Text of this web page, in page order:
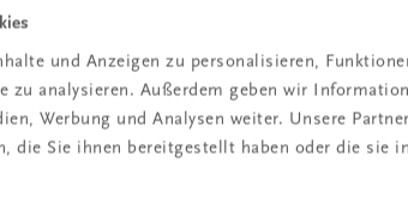
und Anzeigen zu personalisieren,
zu analysieren. Außerdem geben wir
Werbung und Analysen weiter. Unsere
die Sie ihnen bereitgestellt haben oder die sie
der